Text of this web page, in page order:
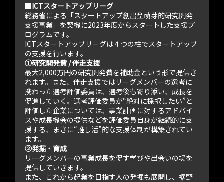
■ICTスタートアップリーグ
総務省による「スタートアップ創出型萌芽的研究開発
支援事業」を契機に2023年度からスタートした支援プ
ログラムです。
ICTスタートアップリーグは４つの柱でスタートアップ
の支援を行います。
①研究開発費 / 伴走支援
最大2,000万円の研究開発費を補助金という形で提供さ
れます。また、伴走支援ではリーグメンバーの選考に
携わった選考評価委員は、選考後も寄り添い、成長を
促進していく。選考評価委員が“絶対に採択したい”と
評価した企業については、事業計画に対するアドバイ
スや成長機会の提供などを評価委員自身が継続的に支
援する、まさに“推し活”的な支援体制が構築されてい
ます。
②発掘・育成
リーグメンバーの事業成長を促す学びや出会いの場を
提供していきます。
また、これから起業を目指す人の発掘も展開し、裾野